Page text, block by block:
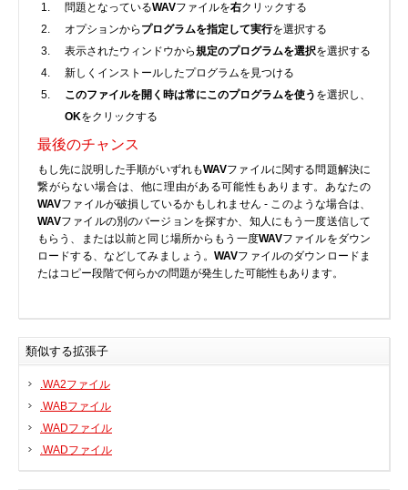
問題となっているWAVファイルを右クリックする
オプションから プログラムを指定して実行を選択する
表示されたウィンドウから規定のプログラムを選択を選択する
新しくインストールしたプログラムを見つける
このファイルを開く時は常にこのプログラムを使う を選択し、
OKをクリックする
最後のチャンス
もし先に説明した手順がいずれもWAVファイルに関する問題解決に
繋がらない場合は、他に理由がある可能性もあります。あなたの
WAVファイルが破損しているかもしれません - このような場合は、
WAVファイルの別のバージョンを探すか、知人にもう一度送信して
もらう、または以前と同じ場所からもう一度WAVファイルをダウン
ロードする、などしてみましょう。WAVファイルのダウンロードま
たはコピー段階で何らかの問題が発生した可能性もあります。
類似する拡張子
.WA2ファイル
.WABファイル
.WADファイル
.WADファイル